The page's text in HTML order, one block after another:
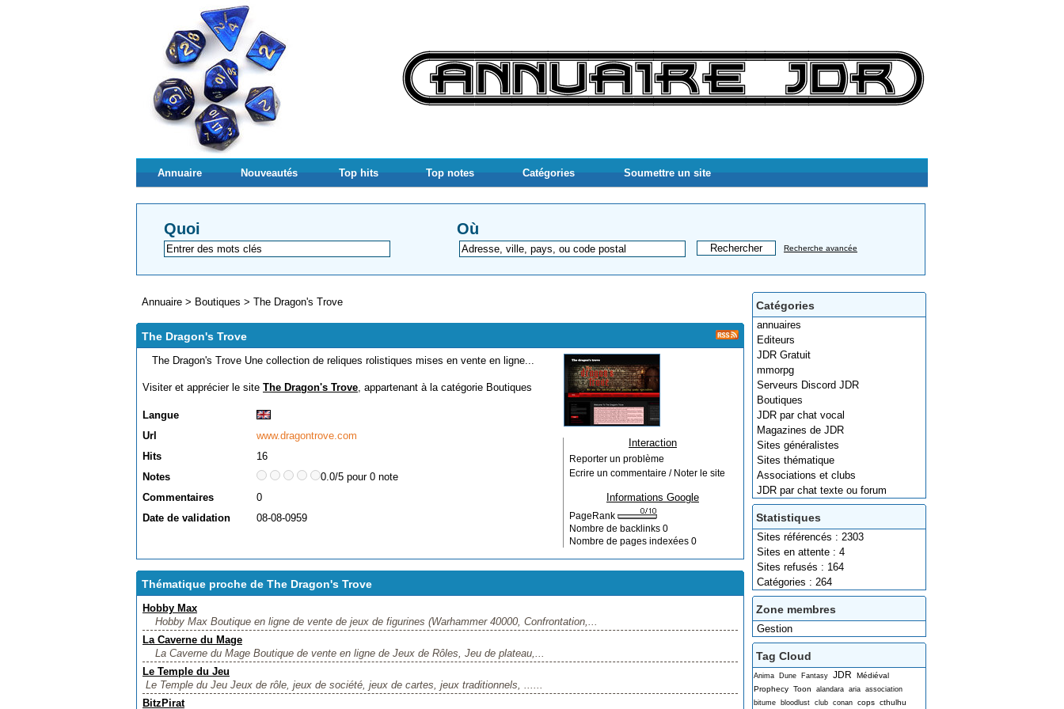
Annuaire Nouveautés Top hits Top notes Catégories Soumettre un site
Quoi Où
Recherche avancée
Catégories
annuaires
Editeurs
JDR Gratuit
mmorpg
Serveurs Discord JDR
Boutiques
JDR par chat vocal
Magazines de JDR
Sites généralistes
Sites thématique
Associations et clubs
JDR par chat texte ou forum
Statistiques
Sites référencés : 2303
Sites en attente : 4
Sites refusés : 164
Catégories : 264
Zone membres
Gestion
Tag Cloud
Anima Dune Fantasy JDR
Médiéval
Prophecy Toon alandara aria association
bitume
bloodlust club conan cops cthulhu
Annuaire > Boutiques > The Dragon's Trove
The Dragon's Trove
The Dragon's Trove Une collection de reliques rolistiques mises en vente en ligne...
Visiter et apprécier le site The Dragon's Trove, appartenant à la catégorie Boutiques
Langue
Url
www.dragontrove.com
Hits
16
Notes
0.0/5 pour 0 note
Commentaires
0
Date de validation
08-08-0959
Interaction
Reporter un problème
Ecrire un commentaire / Noter le site
Informations Google
PageRank
Nombre de backlinks 0
Nombre de pages indexées 0
Thématique proche de The Dragon's Trove
Hobby Max
Hobby Max Boutique en ligne de vente de jeux de figurines (Warhammer 40000, Confrontation,...
La Caverne du Mage
La Caverne du Mage Boutique de vente en ligne de Jeux de Rôles, Jeu de plateau,...
Le Temple du Jeu
Le Temple du Jeu Jeux de rôle, jeux de société, jeux de cartes, jeux traditionnels, ......
BitzPirat